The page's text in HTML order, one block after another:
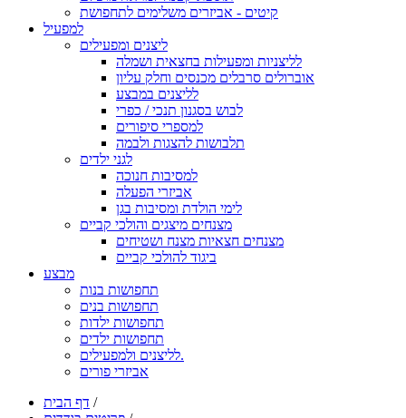
קיטים - אביזרים משלימים לתחפושת
למפעיל
ליצנים ומפעילים
לליצניות ומפעילות בחצאית ושמלה
אוברולים סרבלים מכנסים וחלק עליון
לליצנים במבצע
לבוש בסגנון תנכי / כפרי
למספרי סיפורים
תלבושות להצגות ולבמה
לגני ילדים
למסיבות חנוכה
אביזרי הפעלה
לימי הולדת ומסיבות בגן
מצנחים מיצגים והולכי קביים
מצנחים חצאיות מצנח ושטיחים
ביגוד להולכי קביים
מבצע
תחפושות בנות
תחפושות בנים
תחפושות ילדות
תחפושות ילדים
לליצנים ולמפעילים.
אביזרי פורים
דף הבית /